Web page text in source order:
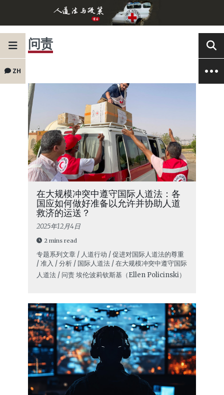
ZH
问责
在大规模冲突中遵守国际人道法：各
国应如何做好准备以允许并协助人道
救济的运送？
2025年12月4日
2 mins read
专题系列文章 / 人道行动 / 促进对国际人道法的尊重
/ 准入 / 分析 / 国际人道法 / 在大规模冲突中遵守国际
人道法 / 问责埃伦·波莉钦斯基（Ellen Policinski）